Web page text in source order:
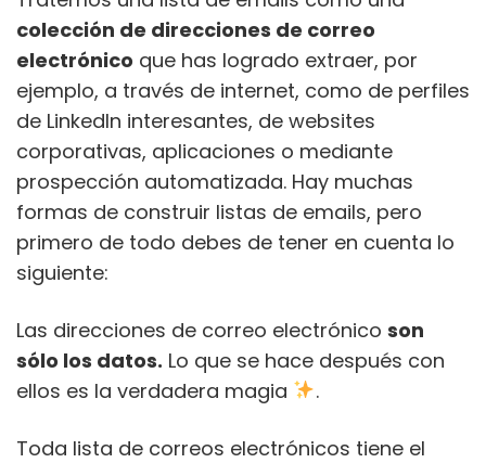
colección de direcciones de correo
electrónico que has logrado extraer, por
ejemplo, a través de internet, como de perfiles
de LinkedIn interesantes, de websites
corporativas, aplicaciones o mediante
prospección automatizada. Hay muchas
formas de construir listas de emails, pero
primero de todo debes de tener en cuenta lo
siguiente:
Las direcciones de correo electrónico son
sólo los datos. Lo que se hace después con
ellos es la verdadera magia
.
Toda lista de correos electrónicos tiene el